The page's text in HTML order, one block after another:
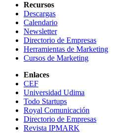
Recursos
Descargas
Calendario
Newsletter
Directorio de Empresas
Herramientas de Marketing
Cursos de Marketing
Enlaces
CEF
Universidad Udima
Todo Startups
Royal Comunicación
Directorio de Empresas
Revista IPMARK